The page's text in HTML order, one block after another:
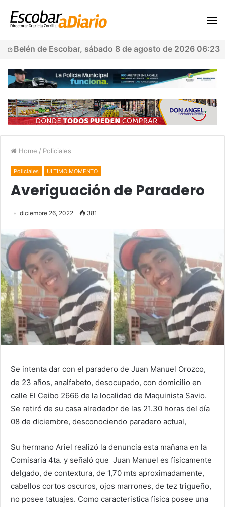
Belén de Escobar, sábado 8 de agosto de 2026 06:23
Home / Policiales
Policiales ULTIMO MOMENTO
Averiguación de Paradero
diciembre 26, 2022 381
Se intenta dar con el paradero de Juan Manuel Orozco,
de 23 años, analfabeto, desocupado, con domicilio en
calle El Ceibo 2666 de la localidad de Maquinista Savio.
Se retiró de su casa alrededor de las 21.30 horas del día
08 de diciembre, desconociendo paradero actual,
Su hermano Ariel realizó la denuncia esta mañana en la
Comisaria 4ta. y señaló que Juan Manuel es físicamente
delgado, de contextura, de 1,70 mts aproximadamente,
cabellos cortos oscuros, ojos marrones, de tez trigueño,
no posee tatuajes. Como caracteristica física posee una